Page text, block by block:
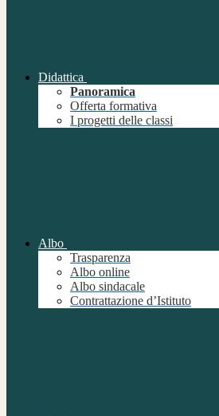
Didattica
Panoramica
Offerta formativa
I progetti delle classi
Albo
Trasparenza
Albo online
Albo sindacale
Contrattazione d’Istituto